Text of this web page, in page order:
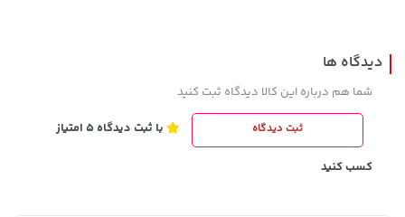
165,900
خرید
دیدگاه ها
شما هم درباره این کالا دیدگاه ثبت کنید
ثبت دیدگاه با ثبت دیدگاه 5 امتیاز
کسب کنید